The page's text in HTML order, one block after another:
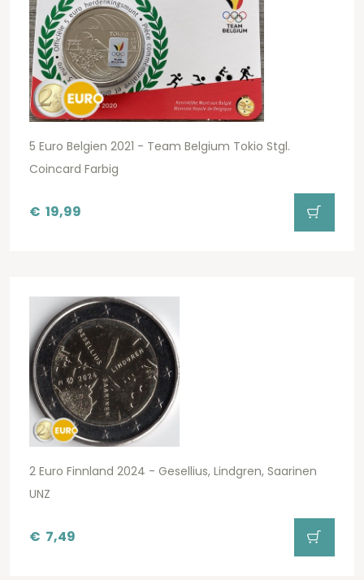
5 Euro Belgien 2021 - Team Belgium Tokio Stgl.
Coincard Farbig
€ 19,99
2 Euro Finnland 2024 - Gesellius, Lindgren, Saarinen
UNZ
€ 7,49